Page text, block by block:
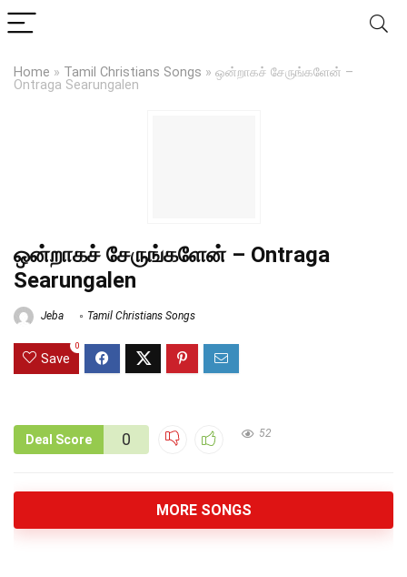
Home » Tamil Christians Songs » ஒன்றாகச் சேருங்களேன் –
Ontraga Searungalen
ஒன்றாகச் சேருங்களேன் – Ontraga
Searungalen
Jeba Tamil Christians Songs
Save
0
Deal Score 0 52
MORE SONGS